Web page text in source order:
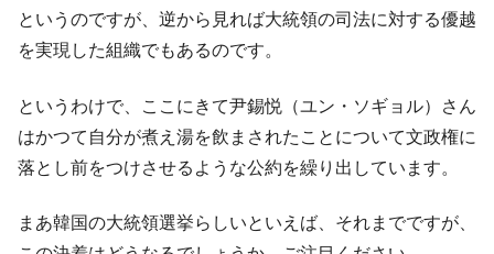
というのですが、逆から見れば大統領の司法に対する優越
を実現した組織でもあるのです。
というわけで、ここにきて尹錫悦（ユン・ソギョル）さん
はかつて自分が煮え湯を飲まされたことについて文政権に
落とし前をつけさせるような公約を繰り出しています。
まあ韓国の大統領選挙らしいといえば、それまでですが、